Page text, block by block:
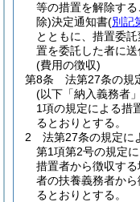
等の措置を解除す
除)決定通知書(別記
とともに、措置委託
置を委託した者に送
(費用の徴収)
第8条
法第27条の規
(以下「納入義務者
1項の規定による措
るとおりとする。
2
法第27条の規定に
第1項第2号の規定
措置者から徴収す
者の扶養義務者か
るとおりとする。